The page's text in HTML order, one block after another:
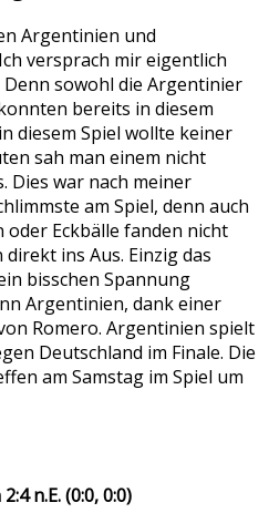
Argentinien und
versprach mir eigentlich
sowohl die Argentinier
bereits in diesem
diesem Spiel wollte keiner
sah man einem nicht
Dies war nach meiner
am Spiel, denn auch
Eckbälle fanden nicht
ins Aus. Einzig das
bisschen Spannung
Argentinien, dank einer
Romero. Argentinien spielt
Deutschland im Finale. Die
am Samstag im Spiel um
n.E. (0:0, 0:0)